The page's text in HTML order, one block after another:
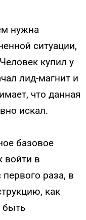
нужна
ситуации,
купил у
лид-магнит и
что данная
искал.
базовое
войти в
раза, в
как
быть